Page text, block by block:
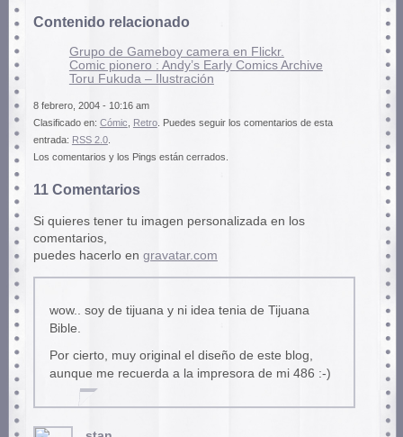
Contenido relacionado
Grupo de Gameboy camera en Flickr.
Comic pionero : Andy’s Early Comics Archive
Toru Fukuda – Ilustración
8 febrero, 2004 - 10:16 am
Clasificado en: Cómic, Retro. Puedes seguir los comentarios de esta
entrada: RSS 2.0.
Los comentarios y los Pings están cerrados.
11 Comentarios
Si quieres tener tu imagen personalizada en los
comentarios,
puedes hacerlo en gravatar.com
wow.. soy de tijuana y ni idea tenia de Tijuana
Bible.
Por cierto, muy original el diseño de este blog,
aunque me recuerda a la impresora de mi 486 :-)